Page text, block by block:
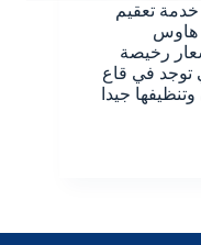
تعقيم
هاوس
رخيصة
توجد في قاع
جيدا